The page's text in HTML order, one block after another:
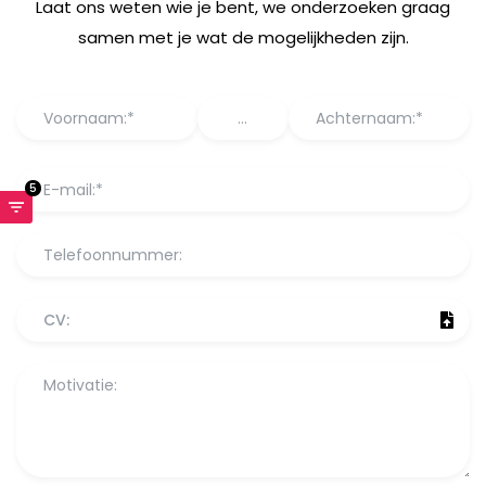
5
Laat ons weten wie je bent, we onderzoeken graag
samen met je wat de mogelijkheden zijn.
CV: